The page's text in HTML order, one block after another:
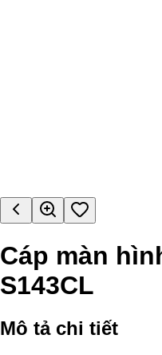
Cáp màn
S143CL
Mô tả chi tiết